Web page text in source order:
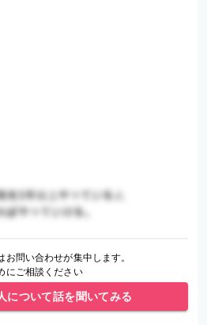
問い合わせが集中します。
にご相談ください
について話を聞いてみる